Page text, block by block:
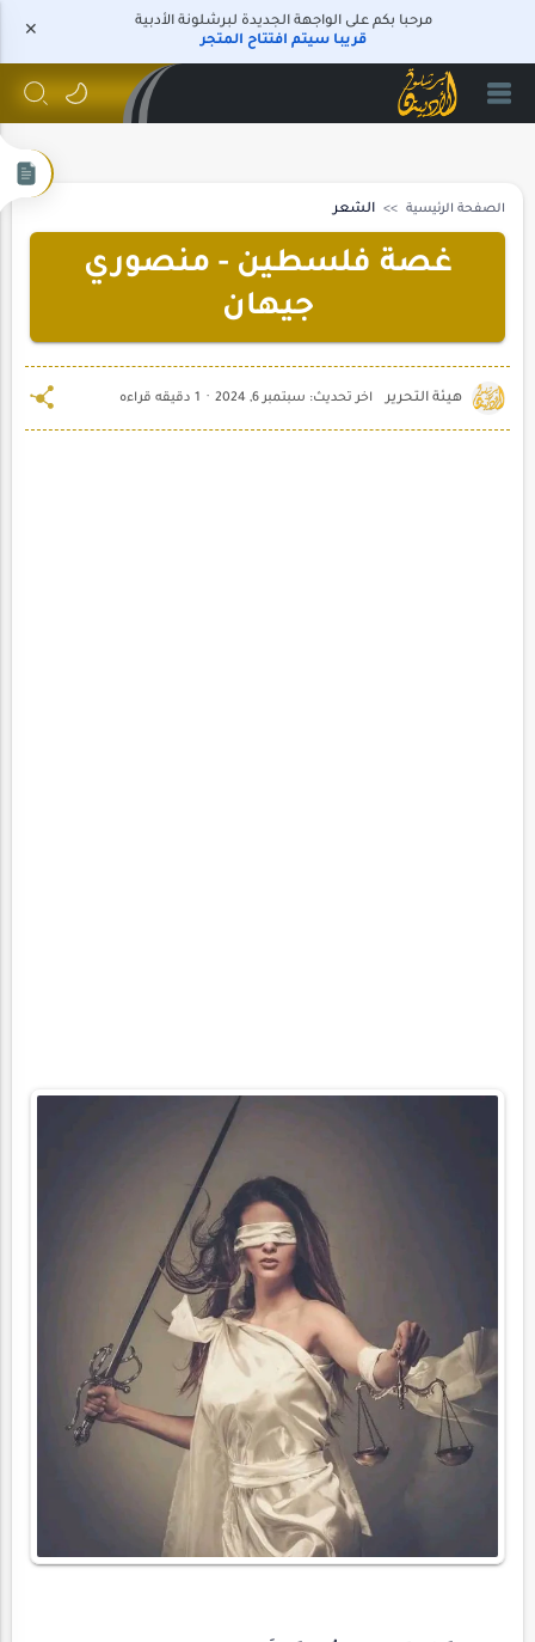
مرحبا بكم على الواجهة الجديدة لبرشلونة الأدبية
قريبا سيتم افتتاح المتجر
الصفحة الرئيسية الشعر
غصة فلسطين - منصوري
جيهان
1 دقيقه قراءه